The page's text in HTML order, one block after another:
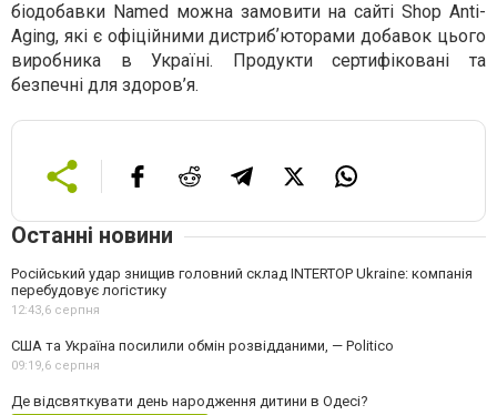
біодобавки Named можна замовити на сайті Shop Anti-
Aging, які є офіційними дистрибʼюторами добавок цього
виробника в Україні. Продукти сертифіковані та
безпечні для здоров’я.
Останні новини
Російський удар знищив головний склад INTERTOP Ukraine: компанія
перебудовує логістику
12:43,6 серпня
США та Україна посилили обмін розвідданими, — Politico
09:19,6 серпня
Де відсвяткувати день народження дитини в Одесі?